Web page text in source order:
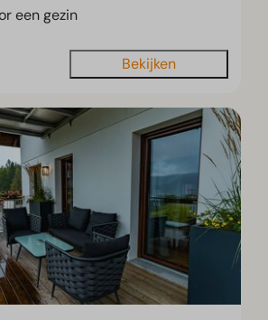
een gezin
Bekijken